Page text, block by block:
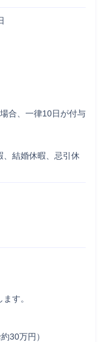
合、一律10日が付与
、結婚休暇、忌引休
す。
30万円）